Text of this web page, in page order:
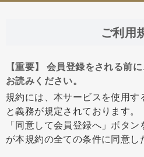
ご利用
【重要】 会員登録をされる前
お読みください。
規約には、本サービスを使用
と義務が規定されております。
「同意して会員登録へ」ボタ
が本規約の全ての条件に同意し